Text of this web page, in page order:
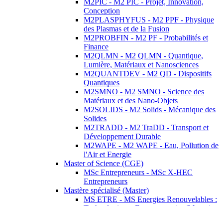
M2PIC - M2 PIC - Projet, Innovation,
Conception
M2PLASPHYFUS - M2 PPF - Physique
des Plasmas et de la Fusion
M2PROBFIN - M2 PF - Probabilités et
Finance
M2QLMN - M2 QLMN - Quantique,
Lumière, Matériaux et Nanosciences
M2QUANTDEV - M2 QD - Dispositifs
Quantiques
M2SMNO - M2 SMNO - Science des
Matériaux et des Nano-Objets
M2SOLIDS - M2 Solids - Mécanique des
Solides
M2TRADD - M2 TraDD - Transport et
Développement Durable
M2WAPE - M2 WAPE - Eau, Pollution de
l'Air et Energie
Master of Science (CGE)
MSc Entrepreneurs - MSc X-HEC
Entrepreneurs
Mastère spécialisé (Master)
MS ETRE - MS Energies Renouvelables :